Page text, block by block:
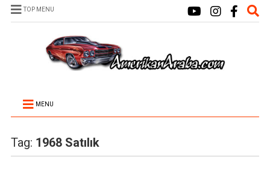
TOP MENU
MENU
Tag: 1968 Satılık